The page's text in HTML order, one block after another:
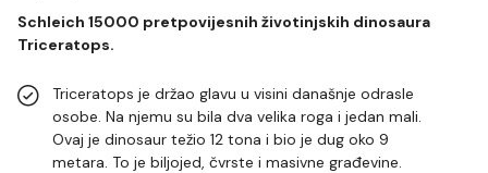
Schleich 15000 pretpovijesnih životinjskih dinosaura
Triceratops.
Triceratops je držao glavu u visini današnje odrasle
osobe. Na njemu su bila dva velika roga i jedan mali.
Ovaj je dinosaur težio 12 tona i bio je dug oko 9
metara. To je biljojed, čvrste i masivne građevine.